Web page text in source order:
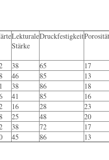
Lekturale
Stärke
DruckfestigkeitPorosität
38 65
17
46 85
13
38 86
18
41 85
16
16 28
23
25 48
20
38 72
17
45 86 13